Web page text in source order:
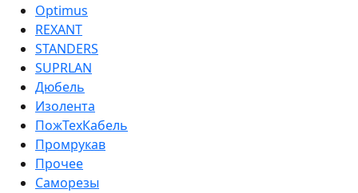
Optimus
REXANT
STANDERS
SUPRLAN
Дюбель
Изолента
ПожТехКабель
Промрукав
Прочее
Саморезы